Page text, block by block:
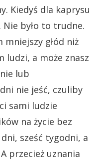
Kiedyś dla kaprysu
Nie było to trudne.
mniejszy głód niż
ludzi, a może znasz
lub
nie jeść, czuliby
sami ludzie
na życie bez
sześć tygodni, a
przecież uznania